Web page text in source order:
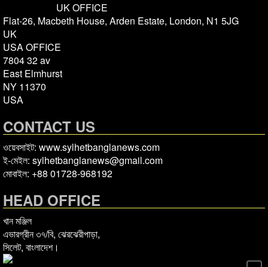
UK OFFICE
Flat-26, Macbeth House, Arden Estate, London, N1 5JG
UK
USA OFFICE
7804 32 av
East Elmhurst
NY 11370
USA
CONTACT US
ওয়েবসাইট: www.sylhetbanglanews.com
ই-মেইল: sylhetbanglanews@gmail.com
মোবাইল: +88 01728-968192
HEAD OFFICE
খান মঞ্জিল
এভারগ্রীন ৩৭/বি, ঝেরঝেরীপাড়া,
সিলেট, বাংলাদেশ।